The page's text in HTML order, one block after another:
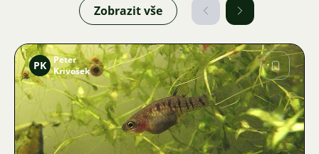
Zobrazit vše
Obrázek
PK Peter
Krivošek